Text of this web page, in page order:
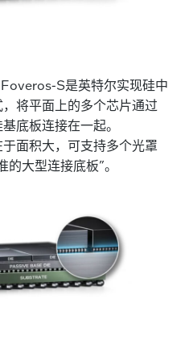
Foveros-S是英特尔实现硅中
将平面上的多个芯片通过
底板连接在一起。
面积大，可支持多个光罩
大型连接底板”。